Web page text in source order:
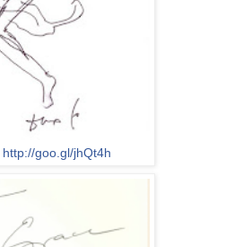
http://goo.gl/jhQt4h